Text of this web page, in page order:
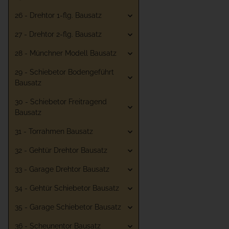
26 - Drehtor 1-flg. Bausatz
27 - Drehtor 2-flg. Bausatz
28 - Münchner Modell Bausatz
29 - Schiebetor Bodengeführt
Bausatz
30 - Schiebetor Freitragend
Bausatz
31 - Torrahmen Bausatz
32 - Gehtür Drehtor Bausatz
33 - Garage Drehtor Bausatz
34 - Gehtür Schiebetor Bausatz
35 - Garage Schiebetor Bausatz
36 - Scheunentor Bausatz